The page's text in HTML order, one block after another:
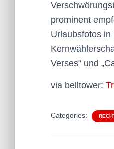
prominent
Urlaubsfotos in
Verses“ und
via belltower:
Categories: